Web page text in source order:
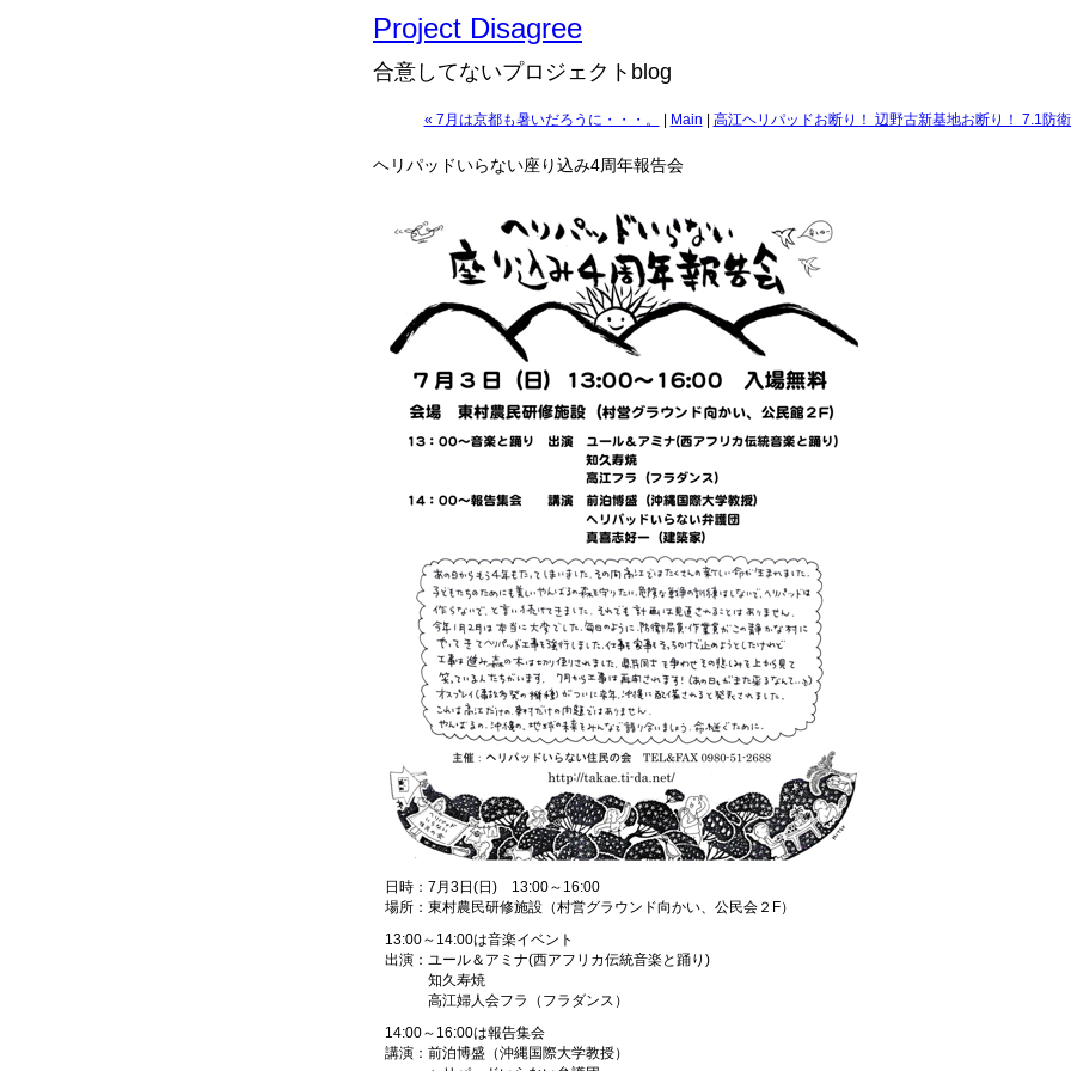
Project Disagree
合意してないプロジェクトblog
« 7月は京都も暑いだろうに・・・。 Main 高江ヘリパッドお断り！ 辺野古新基地お断り！ 7.1防
ヘリパッドいらない座り込み4周年報告会
日時：7月3日(日) 13:00～16:00
場所：東村農民研修施設（村営グラウンド向かい、公民会２F）
13:00～14:00は音楽イベント
出演：ユール＆アミナ(西アフリカ伝統音楽と踊り)
知久寿焼
高江婦人会フラ（フラダンス）
14:00～16:00は報告集会
講演：前泊博盛（沖縄国際大学教授）